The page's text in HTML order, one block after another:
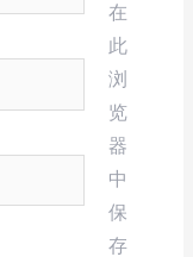
在
此
浏
览
器
中
保
存